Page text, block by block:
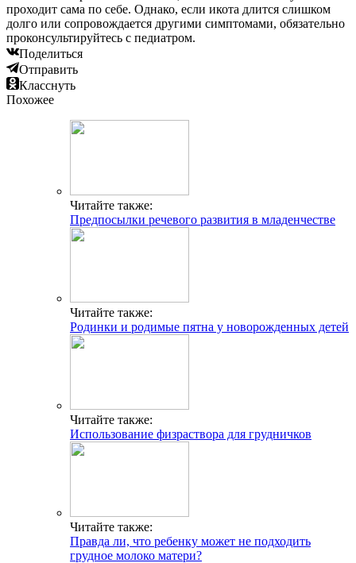
проходит сама по себе. Однако, если икота длится слишком
долго или сопровождается другими симптомами, обязательно
проконсультируйтесь с педиатром.
Поделиться
Отправить
Класснуть
Похожее
Читайте также:
Предпосылки речевого развития в младенчестве
Читайте также:
Родинки и родимые пятна у новорожденных детей
Читайте также:
Использование физраствора для грудничков
Читайте также:
Правда ли, что ребенку может не подходить
грудное молоко матери?